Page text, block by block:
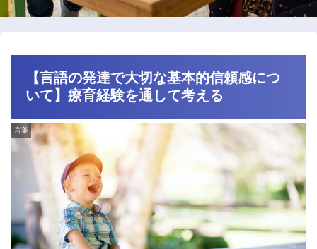
【言語の発達で大切な基本的信頼感につ
いて】療育経験を通して考える
言葉